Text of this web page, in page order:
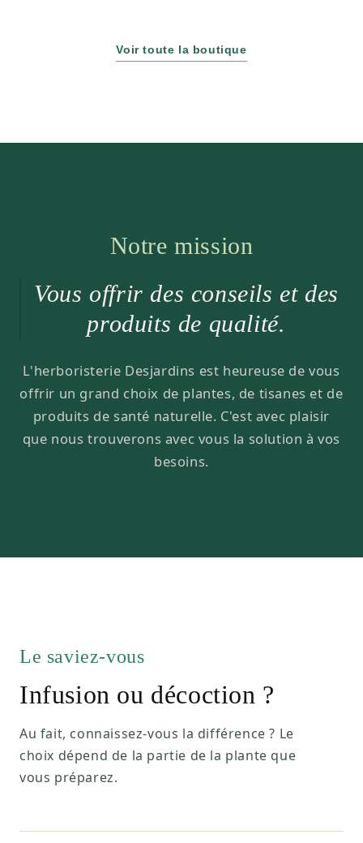
Voir toute la boutique
Notre mission
Vous offrir des conseils et des
produits de qualité.
L'herboristerie Desjardins est heureuse de vous
offrir un grand choix de plantes, de tisanes et de
produits de santé naturelle. C'est avec plaisir
que nous trouverons avec vous la solution à vos
besoins.
Le saviez-vous
Infusion ou décoction ?
Au fait, connaissez-vous la différence ? Le
choix dépend de la partie de la plante que
vous préparez.